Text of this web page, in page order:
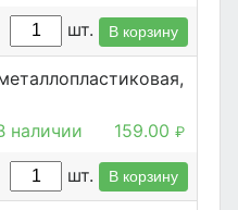
шт. В корзину
наличии 159.00 ₽
шт. В корзину